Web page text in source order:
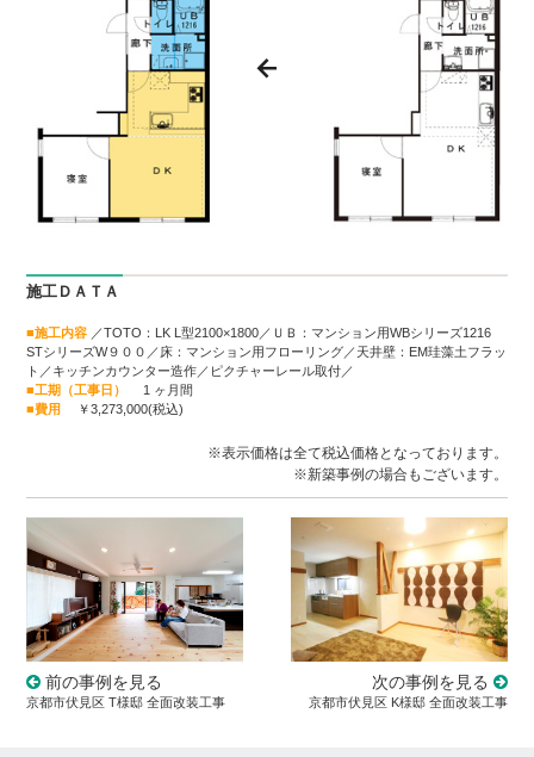
施工ＤＡＴＡ
■施工内容 ／TOTO：LK L型2100×1800／ＵＢ：マンション用WBシリーズ1216
STシリーズW９００／床：マンション用フローリング／天井壁：EM珪藻土フラッ
ト／キッチンカウンター造作／ピクチャーレール取付／
■工期（工事日）
1 ヶ月間
■費用
￥3,273,000(税込)
※表示価格は全て税込価格となっております。
※新築事例の場合もございます。
前の事例を見る
京都市伏見区 T様邸 全面改装工事
次の事例を見る
京都市伏見区 K様邸 全面改装工事